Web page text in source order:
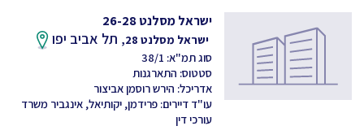
ישראל מסלנט 26-28
ישראל מסלנט 28, תל אביב יפו
סוג תמ"א: 38/1
סטטוס: התארגנות
אדריכל: הירש רוסמן אביצור
עו"ד דיירים: פרידמן, יקותיאל, אינגביר משרד
עורכי דין